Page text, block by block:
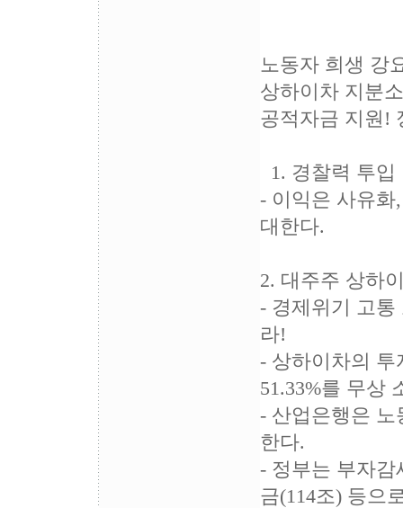
노동자 희생 강
상하이차 지분
공적자금 지원!
1. 경찰력 투
- 이익은 사유화
대한다.
2. 대주주 상하
- 경제위기 고
라!
- 상하이차의 투
51.33%를 무상
- 산업은행은 노
한다.
- 정부는 부자감
금(114조) 등으